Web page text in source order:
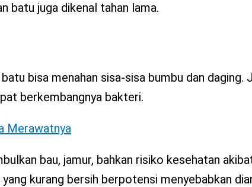
batu juga dikenal tahan lama.
bisa menahan sisa-sisa bumbu dan daging.
berkembangnya bakteri.
Merawatnya
bau, jamur, bahkan risiko kesehatan
kurang bersih berpotensi menyebabkan